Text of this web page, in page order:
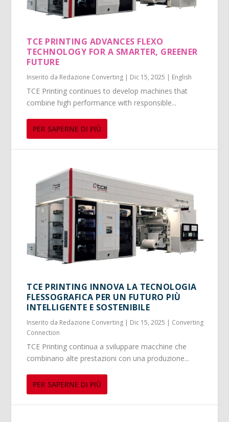
TCE PRINTING ADVANCES FLEXO
TECHNOLOGY FOR A SMARTER, GREENER
FUTURE
Inserito da Redazione Converting | Dic 15, 2025 | English
TCE Printing continues to develop machines that
combine high performance with responsible...
PER SAPERNE DI PIÙ
TCE PRINTING INNOVA LA TECNOLOGIA
FLESSOGRAFICA PER UN FUTURO PIÙ
INTELLIGENTE E SOSTENIBILE
Inserito da Redazione Converting | Dic 15, 2025 | Converting
Connection
TCE Printing continua a sviluppare macchine che
combinano alte prestazioni con una produzione...
PER SAPERNE DI PIÙ